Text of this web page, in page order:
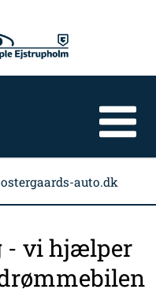
auto.dk
- vi hjælper